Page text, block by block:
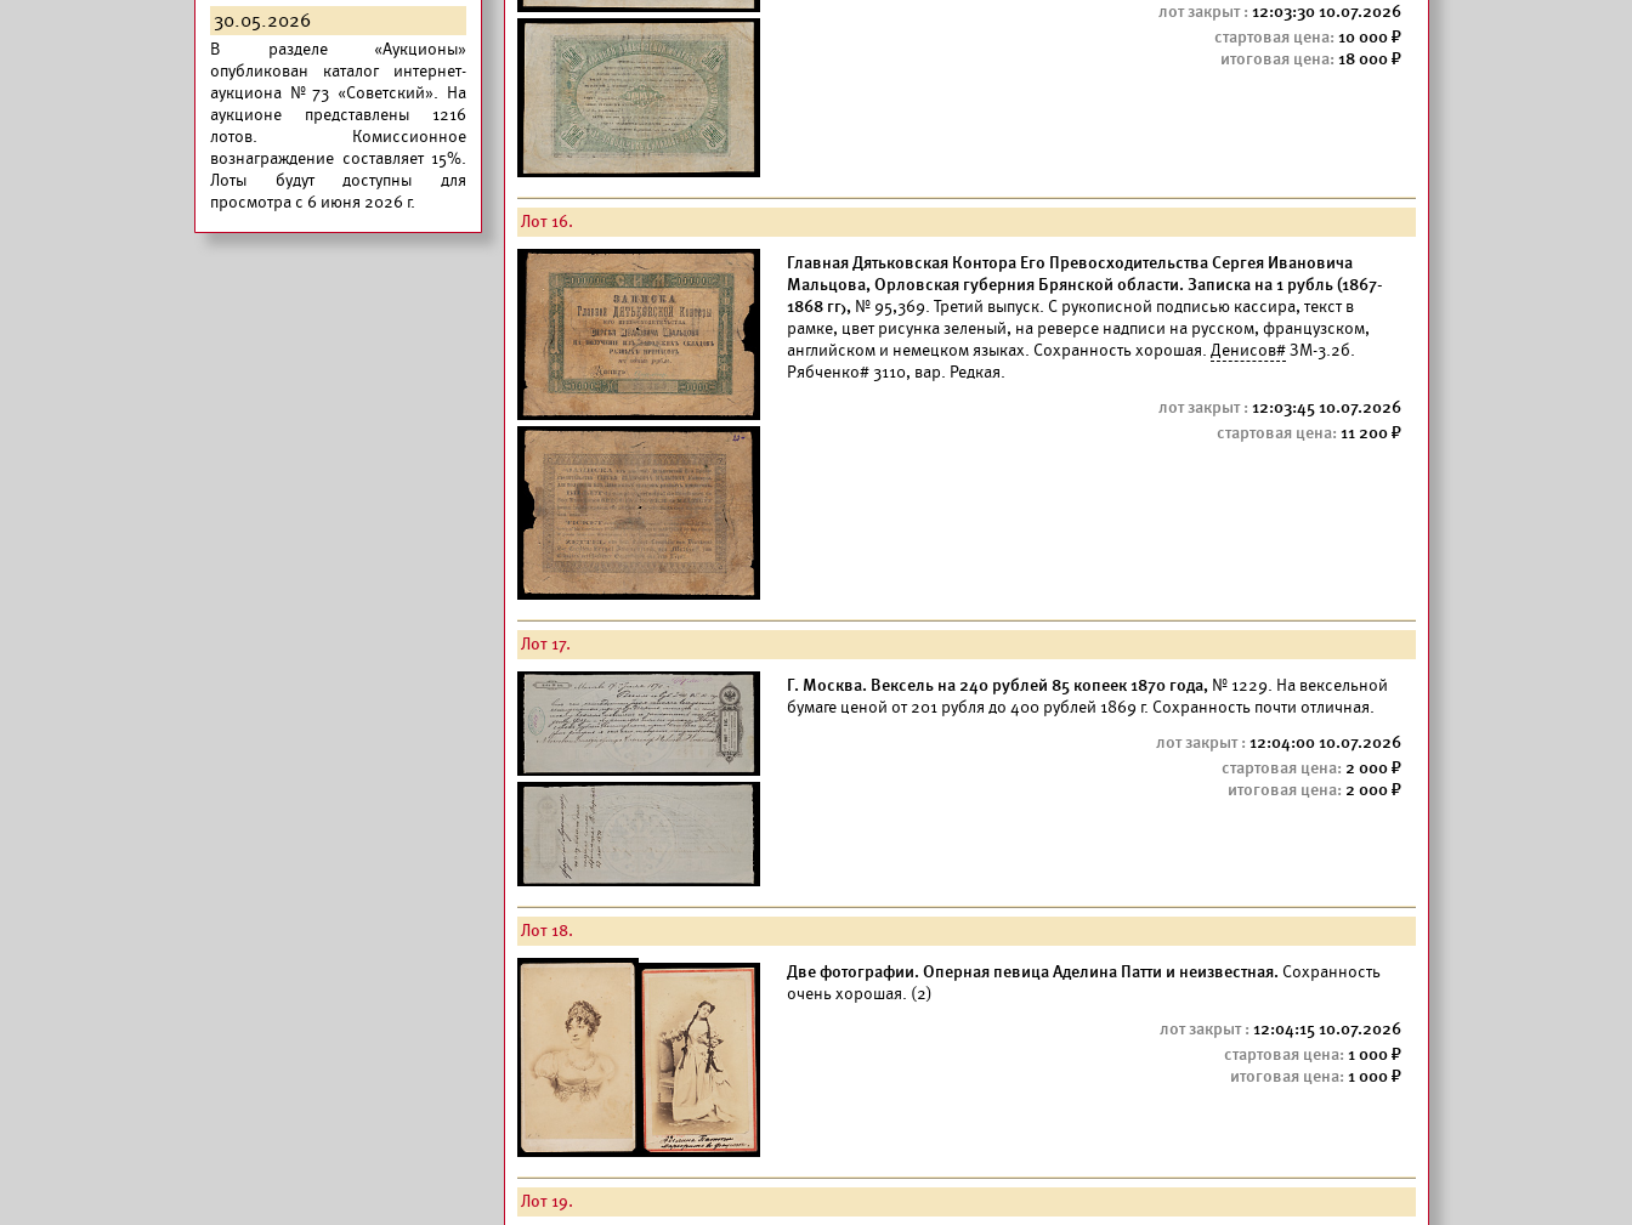
30.05.2026
В разделе «Аукционы»
опубликован каталог интернет-
аукциона №73 «Советский». На
аукционе представлены 1216
лотов. Комиссионное
вознаграждение составляет 15%.
Лоты будут доступны для
просмотра с 6 июня 2026 г.
12:03:30 10.07.2026
10 000
18 000
Лот 16.
Главная Дятьковская Контора Его Превосходительства Сергея Ивановича
Мальцова, Орловская губерния Брянской области. Записка на 1 рубль (1867-
1868 гг), № 95,369. Третий выпуск. С рукописной подписью кассира, текст в
рамке, цвет рисунка зеленый, на реверсе надписи на русском, французском,
английском и немецком языках. Сохранность хорошая. Денисов#ЗМ-3.2б.
Рябченко# 3110, вар. Редкая.
12:03:45 10.07.2026
11 200
Лот 17.
Г. Москва. Вексель на 240 рублей 85 копеек 1870 года, № 1229. На вексельной
бумаге ценой от 201 рубля до 400 рублей 1869 г. Сохранность почти отличная.
12:04:00 10.07.2026
2 000
2 000
Лот 18.
Две фотографии. Оперная певица Аделина Патти и неизвестная. Сохранность
очень хорошая. (2)
12:04:15 10.07.2026
1 000
1 000
Лот 19.